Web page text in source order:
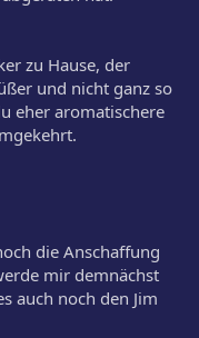
zu Hause, der
und nicht ganz so
eher aromatischere
die Anschaffung
mir demnächst
auch noch den Jim